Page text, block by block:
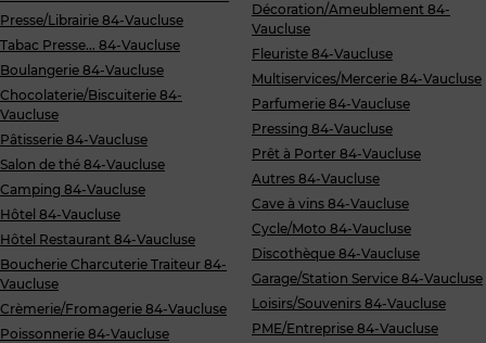
Presse/Librairie 84-Vaucluse
Tabac Presse... 84-Vaucluse
Boulangerie 84-Vaucluse
Chocolaterie/Biscuiterie 84-
Vaucluse
Pâtisserie 84-Vaucluse
Salon de thé 84-Vaucluse
Camping 84-Vaucluse
Hôtel 84-Vaucluse
Hôtel Restaurant 84-Vaucluse
Boucherie Charcuterie Traiteur 84-
Vaucluse
Crèmerie/Fromagerie 84-Vaucluse
Poissonnerie 84-Vaucluse
Décoration/Ameublement 84-
Vaucluse
Fleuriste 84-Vaucluse
Multiservices/Mercerie 84-Vaucluse
Parfumerie 84-Vaucluse
Pressing 84-Vaucluse
Prêt à Porter 84-Vaucluse
Autres 84-Vaucluse
Cave à vins 84-Vaucluse
Cycle/Moto 84-Vaucluse
Discothèque 84-Vaucluse
Garage/Station Service 84-Vaucluse
Loisirs/Souvenirs 84-Vaucluse
PME/Entreprise 84-Vaucluse